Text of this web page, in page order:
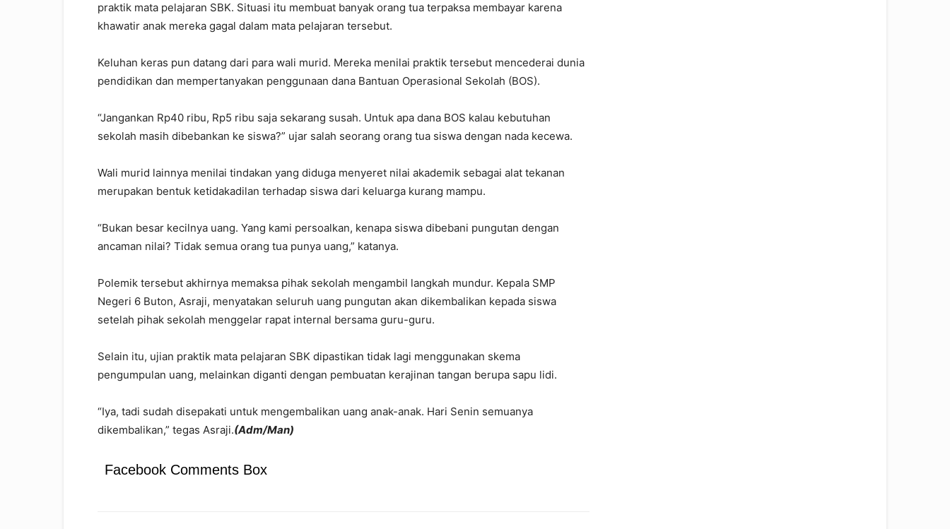
praktik mata pelajaran SBK. Situasi itu membuat banyak orang tua terpaksa membayar karena
khawatir anak mereka gagal dalam mata pelajaran tersebut.
Keluhan keras pun datang dari para wali murid. Mereka menilai praktik tersebut mencederai dunia
pendidikan dan mempertanyakan penggunaan dana Bantuan Operasional Sekolah (BOS).
“Jangankan Rp40 ribu, Rp5 ribu saja sekarang susah. Untuk apa dana BOS kalau kebutuhan
sekolah masih dibebankan ke siswa?” ujar salah seorang orang tua siswa dengan nada kecewa.
Wali murid lainnya menilai tindakan yang diduga menyeret nilai akademik sebagai alat tekanan
merupakan bentuk ketidakadilan terhadap siswa dari keluarga kurang mampu.
“Bukan besar kecilnya uang. Yang kami persoalkan, kenapa siswa dibebani pungutan dengan
ancaman nilai? Tidak semua orang tua punya uang,” katanya.
Polemik tersebut akhirnya memaksa pihak sekolah mengambil langkah mundur. Kepala SMP
Negeri 6 Buton, Asraji, menyatakan seluruh uang pungutan akan dikembalikan kepada siswa
setelah pihak sekolah menggelar rapat internal bersama guru-guru.
Selain itu, ujian praktik mata pelajaran SBK dipastikan tidak lagi menggunakan skema
pengumpulan uang, melainkan diganti dengan pembuatan kerajinan tangan berupa sapu lidi.
“Iya, tadi sudah disepakati untuk mengembalikan uang anak-anak. Hari Senin semuanya
dikembalikan,” tegas Asraji.(Adm/Man)
Facebook Comments Box